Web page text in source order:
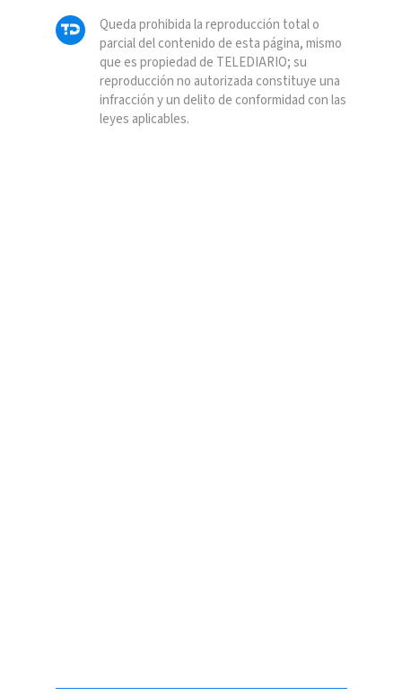
Queda prohibida la reproducción total o
parcial del contenido de esta página, mismo
que es propiedad de TELEDIARIO; su
reproducción no autorizada constituye una
infracción y un delito de conformidad con las
leyes aplicables.